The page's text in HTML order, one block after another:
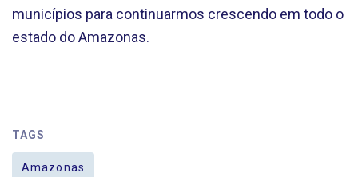
municípios para continuarmos crescendo em todo o
estado do Amazonas.
TAGS
Amazonas